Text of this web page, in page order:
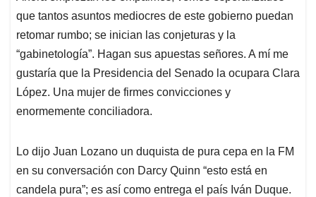
que tantos asuntos mediocres de este gobierno puedan
retomar rumbo; se inician las conjeturas y la
“gabinetología”. Hagan sus apuestas señores. A mí me
gustaría que la Presidencia del Senado la ocupara Clara
López. Una mujer de firmes convicciones y
enormemente conciliadora.
Lo dijo Juan Lozano un duquista de pura cepa en la FM
en su conversación con Darcy Quinn “esto está en
candela pura”; es así como entrega el país Iván Duque.